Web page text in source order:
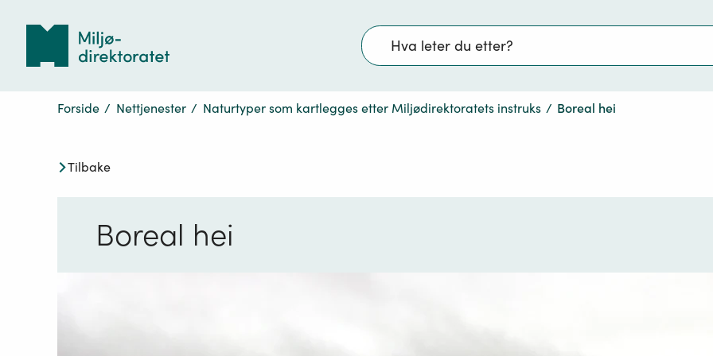
Søk
Forside / Nettjenester / Naturtyper som kartlegges etter Miljødirektoratets instruks / Boreal hei
Tilbake
Boreal hei